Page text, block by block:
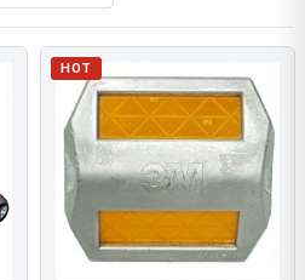
HOT